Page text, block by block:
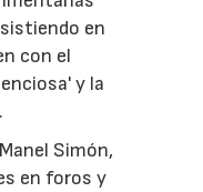
en
con el
y la
Simón,
en foros y